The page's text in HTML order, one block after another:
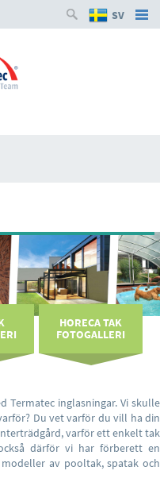
SV
HORECA TAK
FOTOGALLERI
Termatec inglasningar. Vi skulle
Du vet varför du vill ha din
varför ett enkelt tak
därför vi har förberett en
av pooltak, spatak och